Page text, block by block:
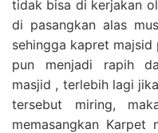
tidak bisa di kerjakan
di pasangkan alas
sehingga kapret
pun menjadi rapih
masjid , terlebih lagi
tersebut miring,
memasangkan Karpet